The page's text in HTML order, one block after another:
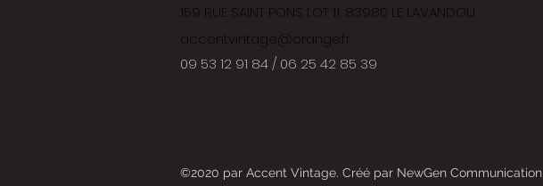
159 RUE SAINT PONS LOT 11, 83980 LE LAVANDOU
accentvintage@orange.fr
09 53 12 91 84 / 06 25 42 85 39
©2020 par Accent Vintage. Créé par NewGen Communication